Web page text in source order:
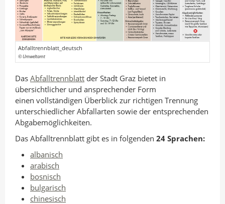
n
A
u
t
o
r
I
n
e
i
e
n
o
k
e
i
l
e
n
Abfalltrennblatt_deutsch
© Umweltamt
Das Abfalltrennblatt der Stadt Graz bietet in
übersichtlicher und ansprechender Form
einen vollständigen Überblick zur richtigen Trennung
unterschiedlicher Abfallarten sowie der entsprechenden
Abgabemöglichkeiten.
Das Abfalltrennblatt gibt es in folgenden 24 Sprachen:
albanisch
arabisch
bosnisch
bulgarisch
chinesisch